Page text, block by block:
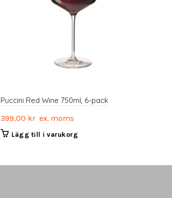
Puccini Red Wine 750ml, 6-pack
399,00 krex. moms
Lägg till i varukorg